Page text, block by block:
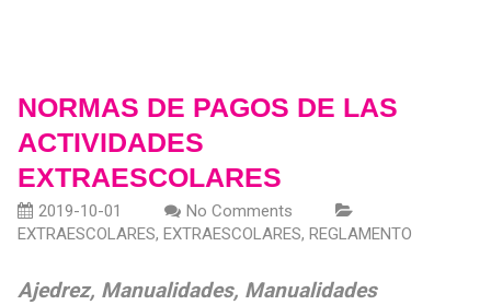
NORMAS DE PAGOS DE LAS
ACTIVIDADES
EXTRAESCOLARES
2019-10-01
No Comments
EXTRAESCOLARES, EXTRAESCOLARES, REGLAMENTO
Ajedrez, Manualidades, Manualidades